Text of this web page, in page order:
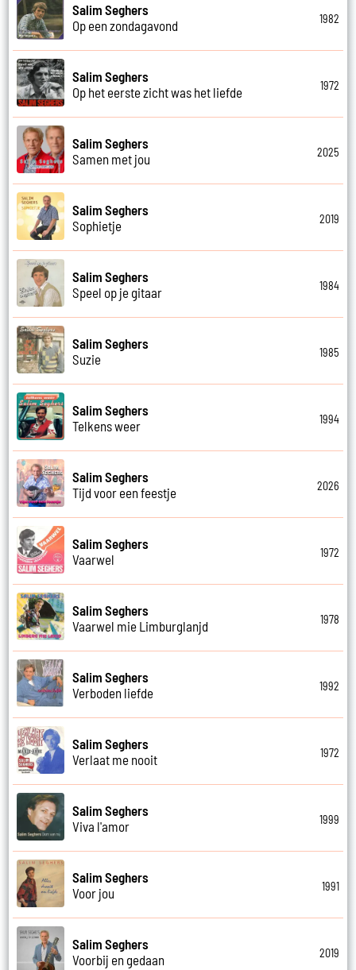
Salim Seghers
Op een zondagavond
1982
Salim Seghers
Op het eerste zicht was het liefde
1972
Salim Seghers
Samen met jou
2025
Salim Seghers
Sophietje
2019
Salim Seghers
Speel op je gitaar
1984
Salim Seghers
Suzie
1985
Salim Seghers
Telkens weer
1994
Salim Seghers
Tijd voor een feestje
2026
Salim Seghers
Vaarwel
1972
Salim Seghers
Vaarwel mie Limburglanjd
1978
Salim Seghers
Verboden liefde
1992
Salim Seghers
Verlaat me nooit
1972
Salim Seghers
Viva l'amor
1999
Salim Seghers
Voor jou
1991
Salim Seghers
Voorbij en gedaan
2019